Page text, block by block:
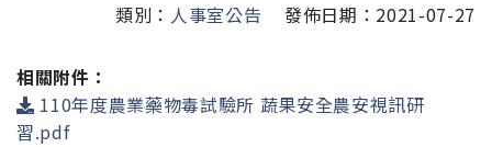
類別： 人事室公告 發佈日期：2021-07-27
相關附件：
110年度農業藥物毒試驗所 蔬果安全農安視訊研
習.pdf